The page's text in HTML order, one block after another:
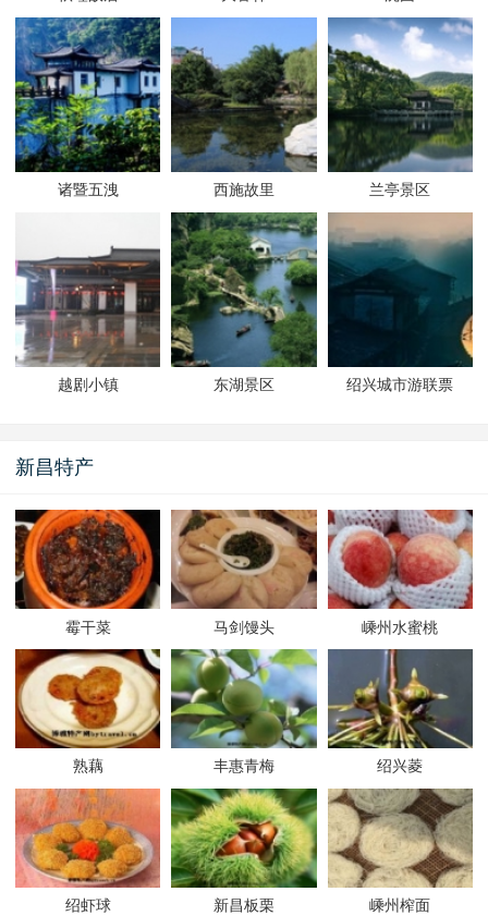
诸暨五洩 西施故里 兰亭景区
越剧小镇 东湖景区 绍兴城市游联票
新昌特产
霉干菜 马剑馒头 嵊州水蜜桃
熟藕 丰惠青梅 绍兴菱
绍虾球 新昌板栗 嵊州榨面